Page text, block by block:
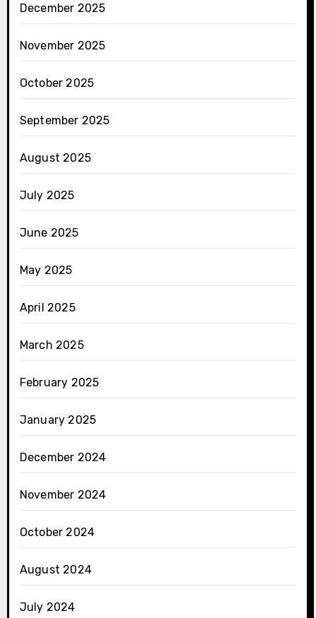
December 2025
November 2025
October 2025
September 2025
August 2025
July 2025
June 2025
May 2025
April 2025
March 2025
February 2025
January 2025
December 2024
November 2024
October 2024
August 2024
July 2024